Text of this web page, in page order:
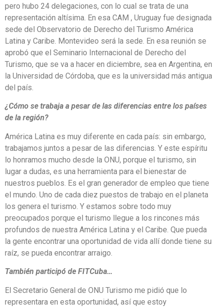
pero hubo 24 delegaciones, con lo cual se trata de una
representación altísima. En esa CAM , Uruguay fue designada
sede del Observatorio de Derecho del Turismo América
Latina y Caribe. Montevideo será la sede. En esa reunión se
aprobó que el Seminario Internacional de Derecho del
Turismo, que se va a hacer en diciembre, sea en Argentina, en
la Universidad de Córdoba, que es la universidad más antigua
del país.
¿Cómo se trabaja a pesar de las diferencias entre los países
de la región?
América Latina es muy diferente en cada país: sin embargo,
trabajamos juntos a pesar de las diferencias. Y este espíritu
lo honramos mucho desde la ONU, porque el turismo, sin
lugar a dudas, es una herramienta para el bienestar de
nuestros pueblos. Es el gran generador de empleo que tiene
el mundo. Uno de cada diez puestos de trabajo en el planeta
los genera el turismo. Y estamos sobre todo muy
preocupados porque el turismo llegue a los rincones más
profundos de nuestra América Latina y el Caribe. Que pueda
la gente encontrar una oportunidad de vida allí donde tiene su
raíz, se pueda encontrar arraigo.
También participó de FITCuba…
El Secretario General de ONU Turismo me pidió que lo
representara en esta oportunidad, así que estoy